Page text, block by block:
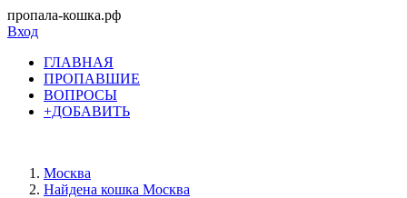
пропала-кошка.рф
Вход
ГЛАВНАЯ
ПРОПАВШИЕ
ВОПРОСЫ
+ДОБАВИТЬ
Москва
Найдена кошка Москва